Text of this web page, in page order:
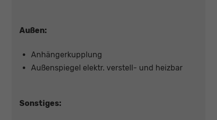
Außen:
Anhängerkupplung
Außenspiegel elektr. verstell- und heizbar
Sonstiges: